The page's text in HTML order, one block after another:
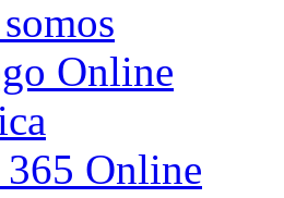
Online
Online